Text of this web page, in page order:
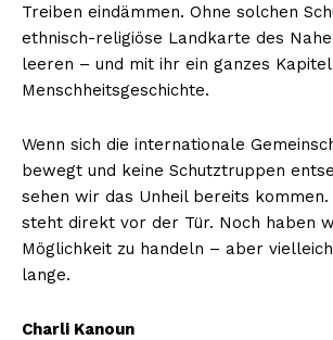
Treiben eindämmen. Ohne solchen
ethnisch-religiöse Landkarte des
leeren – und mit ihr ein ganzes Kapitel
Menschheitsgeschichte.
Wenn sich die internationale
bewegt und keine Schutztruppen
sehen wir das Unheil bereits kommen.
steht direkt vor der Tür. Noch haben
Möglichkeit zu handeln – aber
lange.
Charli Kanoun